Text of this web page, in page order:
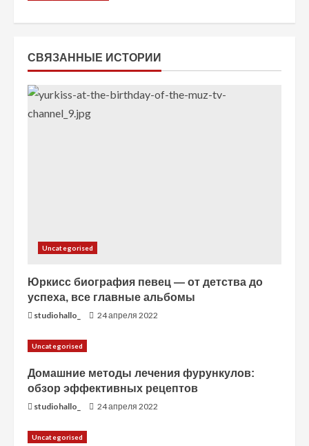
е
н
СВЯЗАННЫЕ ИСТОРИИ
Uncategorised
Юркисс биография певец — от детства до
успеха, все главные альбомы
studiohallo_ 24 апреля 2022
Uncategorised
Домашние методы лечения фурункулов:
обзор эффективных рецептов
studiohallo_ 24 апреля 2022
Uncategorised